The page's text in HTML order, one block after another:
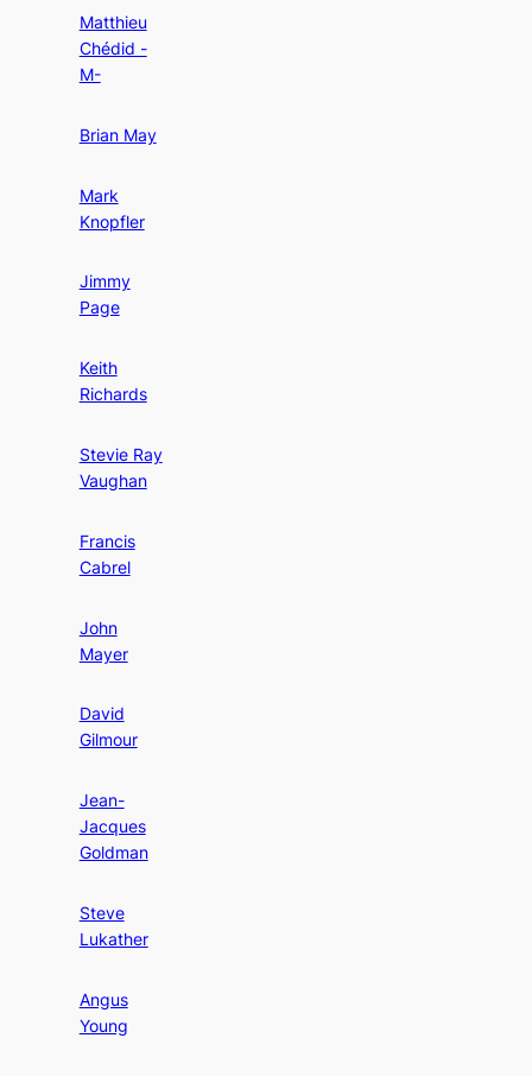
Matthieu
Chédid -
M-
Brian May
Mark
Knopfler
Jimmy
Page
Keith
Richards
Stevie Ray
Vaughan
Francis
Cabrel
John
Mayer
David
Gilmour
Jean-
Jacques
Goldman
Steve
Lukather
Angus
Young